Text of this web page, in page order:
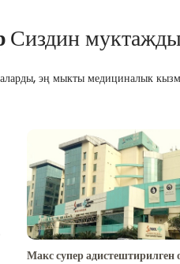
Сиздин
эң мыкты медициналык
Макс супер адистештирилген